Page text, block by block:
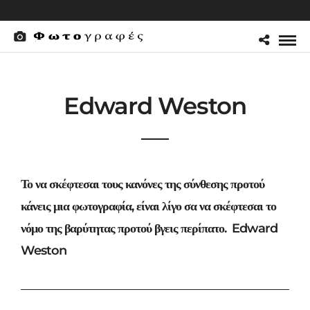
Edward Weston
Το να σκέφτεσαι τους κανόνες της σύνθεσης προτού
κάνεις μια φωτογραφία, είναι λίγο σα να σκέφτεσαι το
νόμο της βαρύτητας προτού βγεις περίπατο. Edward
Weston